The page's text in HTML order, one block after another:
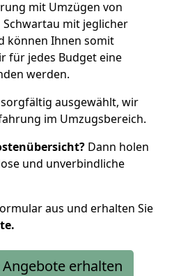
mit Umzügen von
Schwartau mit jeglicher
können Ihnen somit
für jedes Budget eine
werden.
ausgewählt, wir
im Umzugsbereich.
Dann holen
und unverbindliche
aus und erhalten Sie
erhalten